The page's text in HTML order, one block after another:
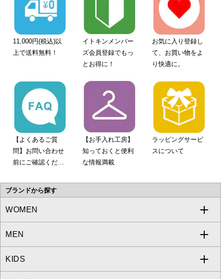
11,000円(税込)以
上で送料無料！
イトキンメンバー
ズ会員登録でもっ
とお得に！
お気に入り登録し
て、お買い物をよ
り快適に。
【よくあるご質
問】お問い合わせ
前にご確認くださ
【お手入れ工房】
知っておくと便利
な情報満載
ラッピングサービ
スについて
ブランドから探す
WOMEN
a.v.v
MICHEL KLEIN
MEN
a.v.v
KIDS